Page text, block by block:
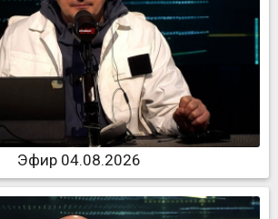
Эфир 04.08.2026